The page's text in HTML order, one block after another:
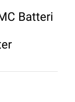
Batteri